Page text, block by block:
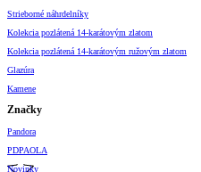
Strieborné náhrdelníky
Kolekcia pozlátená 14-karátovým zlatom
Kolekcia pozlátená 14-karátovým ružovým zlatom
Glazúra
Kamene
Značky
Pandora
PDPAOLA
Novinky